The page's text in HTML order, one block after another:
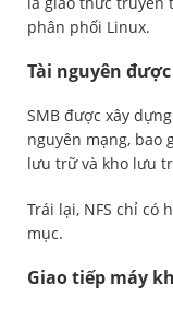
phân phối Linux.
Tài nguyên
SMB được xây
nguyên mạng, bao
lưu trữ và kho lưu
Trái lại, NFS chỉ có
mục.
Giao tiếp máy